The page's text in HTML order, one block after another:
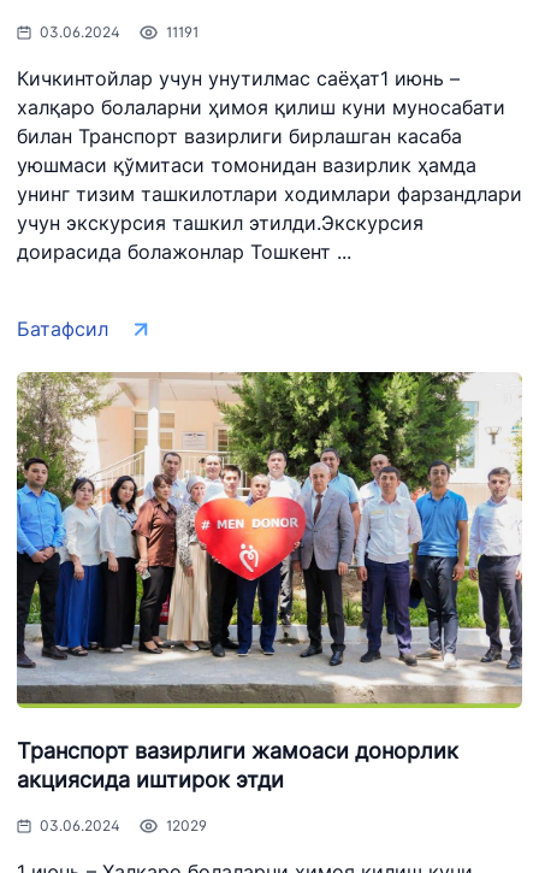
03.06.2024 11191
Кичкинтойлар учун унутилмас саёҳат1 июнь –
халқаро болаларни ҳимоя қилиш куни муносабати
билан Транспорт вазирлиги бирлашган касаба
уюшмаси қўмитаси томонидан вазирлик ҳамда
унинг тизим ташкилотлари ходимлари фарзандлари
учун экскурсия ташкил этилди.Экскурсия
доирасида болажонлар Тошкент ...
Батафсил
Транспорт вазирлиги жамоаси донорлик
акциясида иштирок этди
03.06.2024 12029